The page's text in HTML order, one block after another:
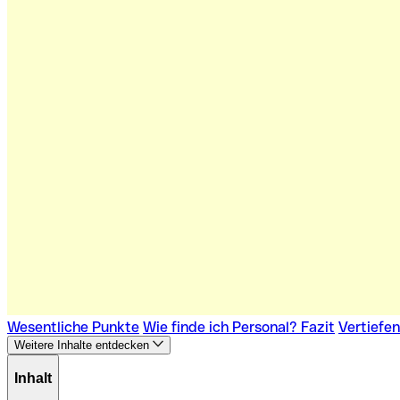
Wesentliche Punkte Wie finde ich Personal? Fazit
Weitere Inhalte entdecken
Inhalt